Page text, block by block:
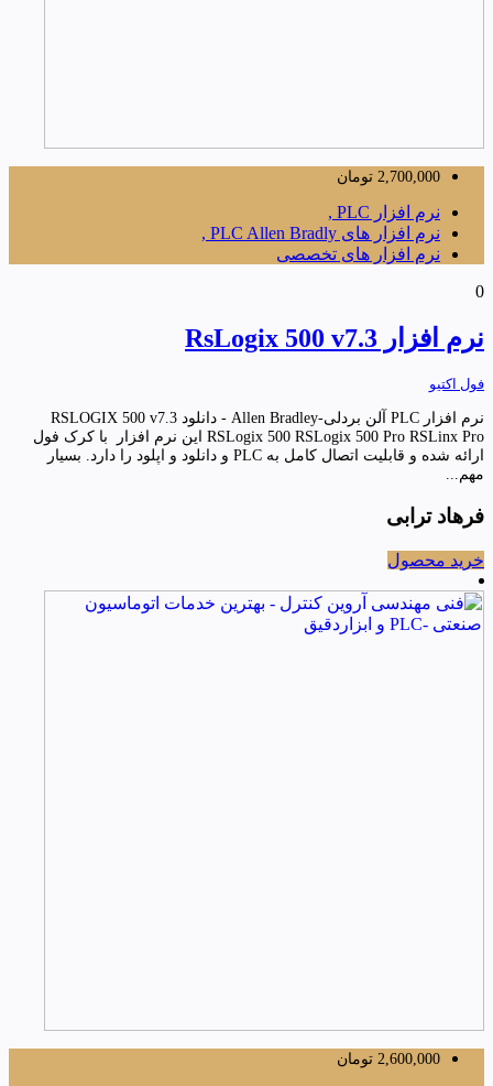
2,700,000 تومان
نرم افزار PLC ,
نرم افزار های PLC Allen Bradly ,
نرم افزار های تخصصی
0
نرم افزار RsLogix 500 v7.3
فول اکتیو
نرم افزار PLC آلن بردلی-Allen Bradley - دانلود RSLOGIX 500 v7.3
RSLogix 500 RSLogix 500 Pro RSLinx Pro این نرم افزار با کرک فول
ارائه شده و قابلیت اتصال کامل به PLC و دانلود و اپلود را دارد. بسیار
مهم...
فرهاد ترابی
خرید محصول
2,600,000 تومان